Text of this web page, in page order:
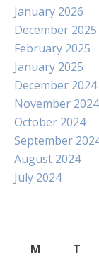
January 2026
December 2025
February 2025
January 2025
December 2024
November 2024
October 2024
September
August 2024
July 2024
M
T